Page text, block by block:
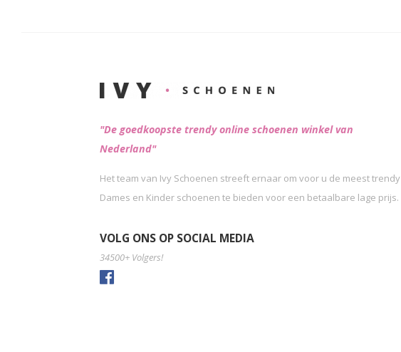
"De goedkoopste trendy online schoenen winkel van
Nederland"
Het team van Ivy Schoenen streeft ernaar om voor u de meest trendy
Dames en Kinder schoenen te bieden voor een betaalbare lage prijs.
VOLG ONS OP SOCIAL MEDIA
34500+ Volgers!